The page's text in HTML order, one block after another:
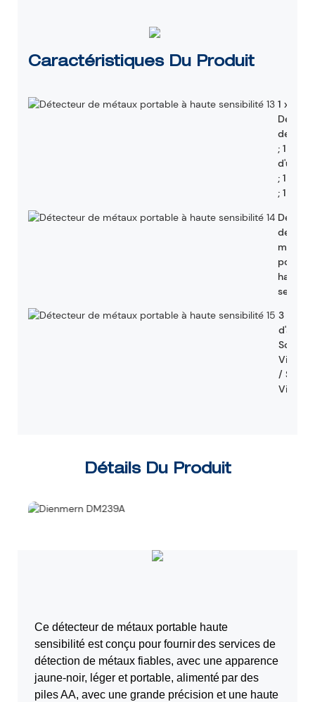
Caractéristiques Du Produit
1 x
de
; 1 x
; 1 x
; 1 x Étui
de
métaux
haute
3
Son /
/ Son et
Détails Du Produit
Ce détecteur de métaux portable haute
sensibilité est conçu pour fournirdes services de
détection de métaux fiables, avec une apparence
jaune-noir, léger et portable, alimenté par des
piles AA, avec une grande précision et une haute